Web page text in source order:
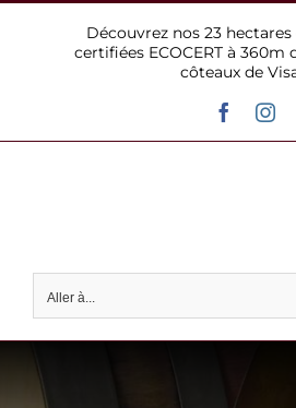
Découvrez nos 23
certifiées ECOCERT à 360m
côteaux de
Aller à...